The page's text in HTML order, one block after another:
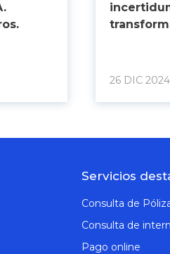
26 DIC 2024
Servicios
Consulta de
Consulta de
Pago online